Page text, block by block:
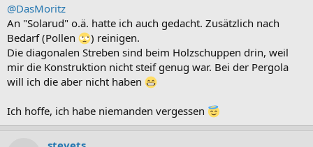
@DasMoritz
An "Solarud" o.ä. hatte ich auch gedacht. Zusätzlich nach
Bedarf (Pollen
) reinigen.
Die diagonalen Streben sind beim Holzschuppen drin, weil
mir die Konstruktion nicht steif genug war. Bei der Pergola
will ich die aber nicht haben
Ich hoffe, ich habe niemanden vergessen